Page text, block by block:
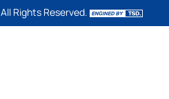
All Rights Reserved.